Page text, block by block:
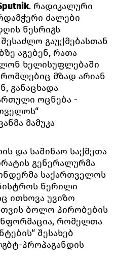
. რადიკალური
ძალები
წესრიგს
გაუქმებასთან
აგებენ, რათა
ხელისუფლებაში
მზად არიან
განაცხადა
ოცნება -
მამუკა
და საშინაო საქმეთა
გენერალურმა
საქართველოს
წერილი
ითხოვა უვიზო
ბოლო პირობების
რომელთა
შესახებ
პროპაგანდის